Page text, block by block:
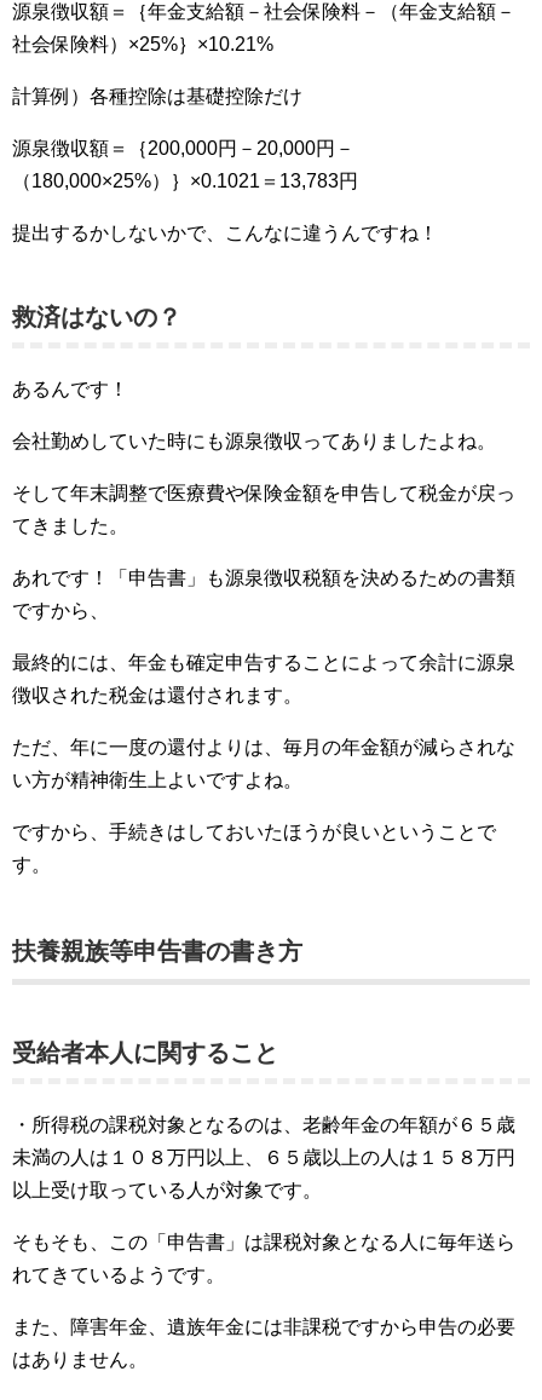
源泉徴収額＝｛年金支給額－社会保険料－（年金支給額－
社会保険料）×25%｝×10.21%
計算例）各種控除は基礎控除だけ
源泉徴収額＝｛200,000円－20,000円－
（180,000×25%）｝×0.1021＝13,783円
提出するかしないかで、こんなに違うんですね！
救済はないの？
あるんです！
会社勤めしていた時にも源泉徴収ってありましたよね。
そして年末調整で医療費や保険金額を申告して税金が戻っ
てきました。
あれです！「申告書」も源泉徴収税額を決めるための書類
ですから、
最終的には、年金も確定申告することによって余計に源泉
徴収された税金は還付されます。
ただ、年に一度の還付よりは、毎月の年金額が減らされな
い方が精神衛生上よいですよね。
ですから、手続きはしておいたほうが良いということで
す。
扶養親族等申告書の書き方
受給者本人に関すること
・所得税の課税対象となるのは、老齢年金の年額が６５歳
未満の人は１０８万円以上、６５歳以上の人は１５８万円
以上受け取っている人が対象です。
そもそも、この「申告書」は課税対象となる人に毎年送ら
れてきているようです。
また、障害年金、遺族年金には非課税ですから申告の必要
はありません。